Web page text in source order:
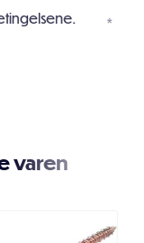
*
varen